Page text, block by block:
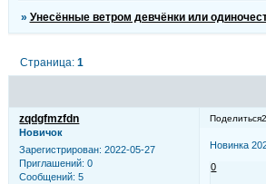
» Унесённые ветром девчёнки или
Страница: 1
Поделиться
zqdgfmzfdn
Новичок
Зарегистрирован: 2022-05-27
Приглашений: 0
Сообщений: 5
Новинка
0